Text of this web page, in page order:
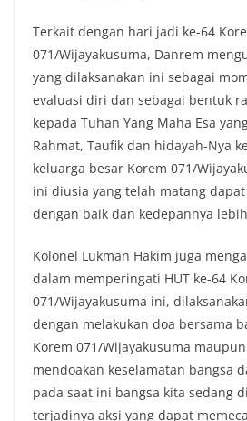
Terkait dengan hari jadi ke-64
071/Wijayakusuma, Danrem
yang dilaksanakan ini sebagai
evaluasi diri dan sebagai bentuk
kepada Tuhan Yang Maha Esa
Rahmat, Taufik dan hidayah-Nya
keluarga besar Korem 071/
ini diusia yang telah matang
dengan baik dan kedepannya
Kolonel Lukman Hakim juga
dalam memperingati HUT ke-64
071/Wijayakusuma ini,
dengan melakukan doa bersama
Korem 071/Wijayakusuma
mendoakan keselamatan bangsa
pada saat ini bangsa kita sedang
terjadinya aksi yang dapat